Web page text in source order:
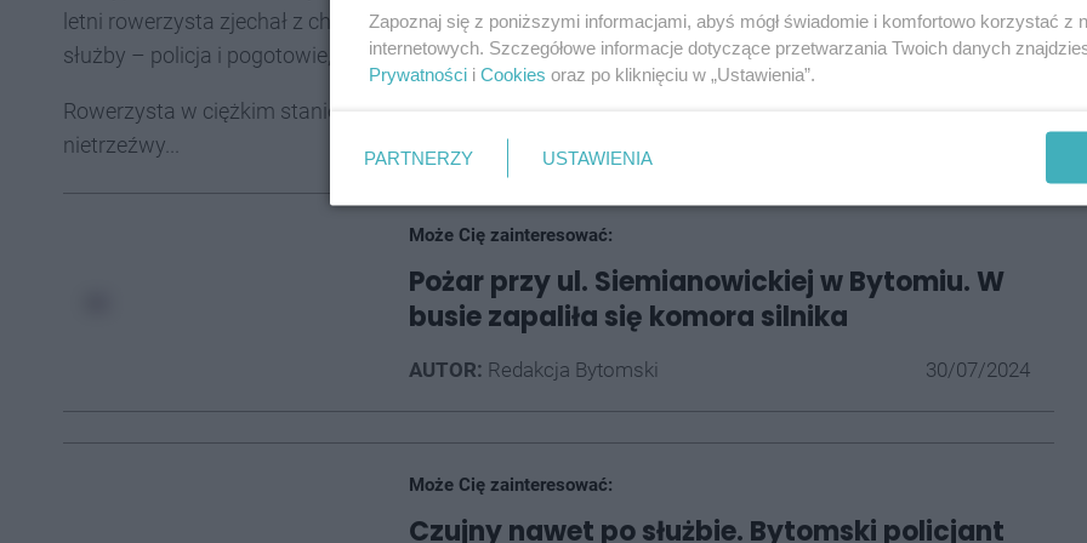
letni rowerzysta zjechał z chodnika wprost pod koła jadącej ulicą ciężarówki. Na miejscu pojawiły się
służby – policja i pogotowie, a także straż pożarna.
Rowerzysta w ciężkim stanie został przetransportowany do szpitala. Jak się okazało, 31-latek był
nietrzeźwy...
Może Cię zainteresować:
Pożar przy ul. Siemianowickiej w Bytomiu. W
busie zapaliła się komora silnika
AUTOR: Redakcja Bytomski 30/07/2024
Może Cię zainteresować:
Czujny nawet po służbie. Bytomski policjant
Zapoznaj się z poniższymi informacjami, abyś mógł świadomie i komfortowo korzystać z
internetowych. Szczegółowe informacje dotyczące przetwarzania Twoich danych
Prywatności i Cookies oraz po kliknięciu w „Ustawienia”.
PARTNERZY USTAWIENIA